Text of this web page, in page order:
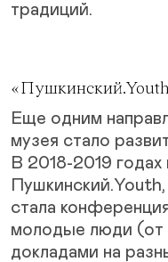
традиций.
Еще одним
музея стало
В 2018-2019
стала
молодые люди (от
докладами на